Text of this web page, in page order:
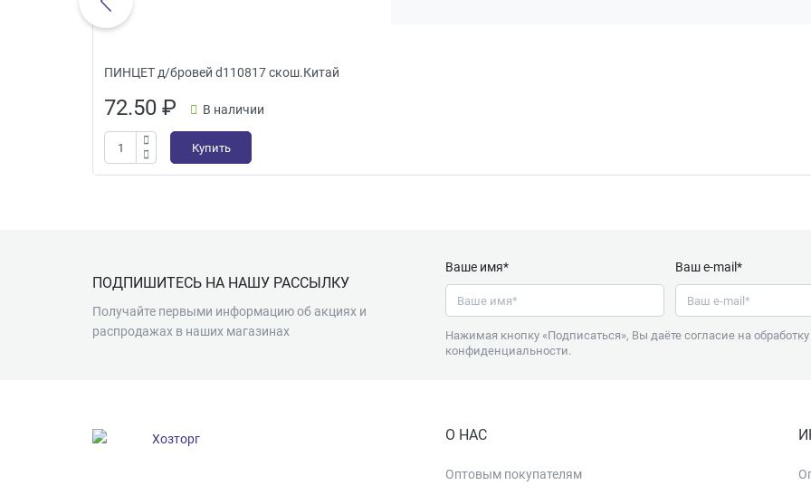
ПИНЦЕТ д/бровей d110817 скош.Китай
72.50₽ В наличии
Купить
ПОДПИШИТЕСЬ НА НАШУ РАССЫЛКУ
Получайте первыми информацию об акциях и
распродажах в наших магазинах
Ваше имя* Ваш e-mail*
Нажимая кнопку «Подписаться», Вы даёте согласие на
конфиденциальности.
О НАС
Оптовым покупателям